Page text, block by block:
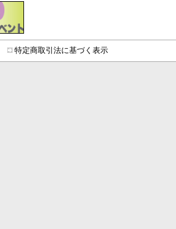
特定商取引法に基づく表示